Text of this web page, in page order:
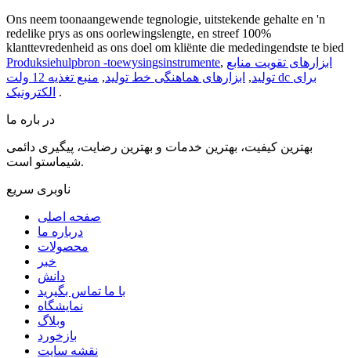
Ons neem toonaangewende tegnologie, uitstekende gehalte en 'n
redelike prys as ons oorlewingslengte, en streef 100%
klanttevredenheid as ons doel om kliënte die mededingendste te bied
Produksiehulpbron -toewysingsinstrumente, ابزارهای تقویت منابع
تولید, ابزارهای هماهنگی خط تولید,
منبع تغذیه 12 ولت dc برای
الکترونیک .
در باره ما
بهترین کیفیت، بهترین خدمات و بهترین رضایت، پیگیری دائمی
شیماستو است.
ناوبری سریع
صفحه اصلی
درباره ما
محصولات
خبر
دانش
با ما تماس بگیرید
نمایشگاه
وبلاگ
بازخورد
نقشه سایت